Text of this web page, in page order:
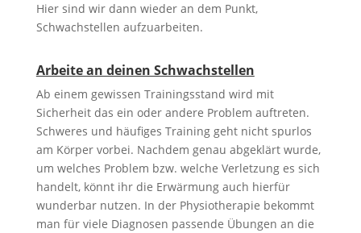
Hier sind wir dann wieder an dem Punkt,
Schwachstellen aufzuarbeiten.
Arbeite an deinen Schwachstellen
Ab einem gewissen Trainingsstand wird mit
Sicherheit das ein oder andere Problem auftreten.
Schweres und häufiges Training geht nicht spurlos
am Körper vorbei. Nachdem genau abgeklärt wurde,
um welches Problem bzw. welche Verletzung es sich
handelt, könnt ihr die Erwärmung auch hierfür
wunderbar nutzen. In der Physiotherapie bekommt
man für viele Diagnosen passende Übungen an die